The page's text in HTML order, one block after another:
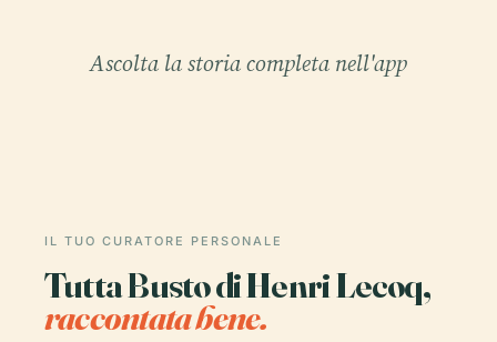
Ascolta la storia completa nell'app
IL TUO CURATORE PERSONALE
Tutta Busto di Henri Lecoq,
raccontata bene.